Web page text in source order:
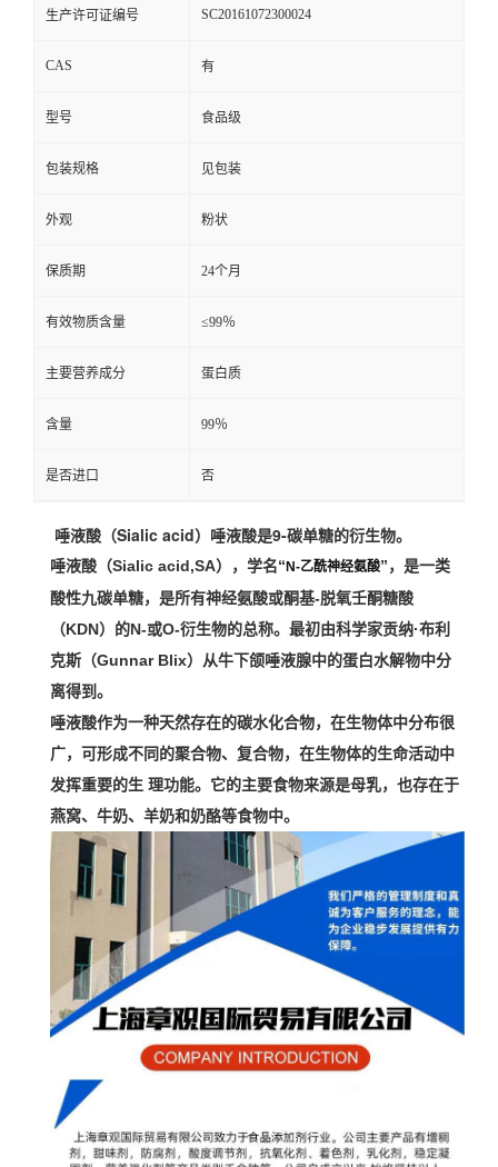
生产许可证编号 SC20161072300024
CAS 有
型号 食品级
包装规格 见包装
外观 粉状
保质期 24个月
有效物质含量 ≤99％
主要营养成分 蛋白质
含量 99％
是否进口 否
唾液酸（Sialic acid）唾液酸是9-碳单糖的衍生物。
唾液酸（Sialic acid,SA），学名“N-乙酰神经氨酸”，是一类
酸性九碳单糖， 是所有神经氨酸或酮基-脱氧壬酮糖酸
（KDN）的N-或O-衍生物的总称。 最初由科学家贡纳·布利
克斯（Gunnar Blix）从牛下颌唾液腺中的蛋白水解物中分
离得到。
唾液酸作为一种天然存在的碳水化合物，在生物体中分布很
广，可形成不同的聚合物、复合物，在生物体的生命活动中
发挥重要的生 理功能。 它的主要食物来源是母乳，也存在于
燕窝、牛奶、 羊奶和奶酪等食物中。